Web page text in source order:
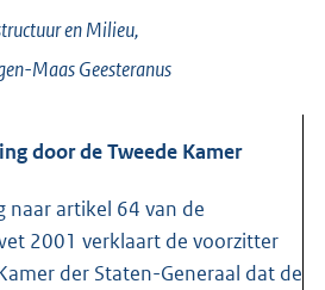
en Milieu,
Maas Geesteranus
door de Tweede Kamer
naar artikel 64 van de
2001 verklaart de voorzitter
der Staten-Generaal dat de